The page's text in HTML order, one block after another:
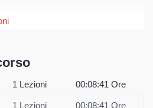
1 Lezioni 00:08:41 Ore
1 Lezioni 00:08:41 Ore